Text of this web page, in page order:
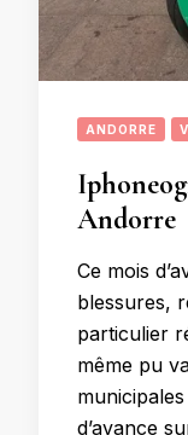
ANDORRE
Andorre
Ce mois
blessures,
particulier
même pu
d’avance